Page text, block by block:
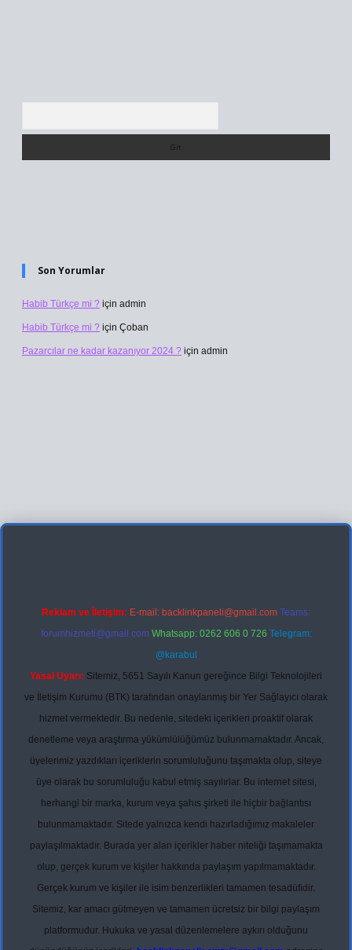
Son Yorumlar
Habib Türkçe mi ? için admin
Habib Türkçe mi ? için Çoban
Pazarcılar ne kadar kazanıyor 2024 ? için admin
giriş
Reklam ve İletişim: E-mail: backlinkpaneli@gmail.com Teams:
forumhizmeti@gmail.com Whatsapp: 0262 606 0 726 Telegram:
@karabul
Yasal Uyarı: Sitemiz, 5651 Sayılı Kanun gereğince Bilgi Teknolojileri
ve İletişim Kurumu (BTK) tarafından onaylanmış bir Yer Sağlayıcı olarak
hizmet vermektedir. Bu nedenle, sitedeki içerikleri proaktif olarak
denetleme veya araştırma yükümlülüğümüz bulunmamaktadır. Ancak,
üyelerimiz yazdıkları içeriklerin sorumluluğunu taşımakta olup, siteye
üye olarak bu sorumluluğu kabul etmiş sayılırlar. Bu internet sitesi,
herhangi bir marka, kurum veya şahıs şirketi ile hiçbir bağlantısı
bulunmamaktadır. Sitede yalnızca kendi hazırladığımız makaleler
paylaşılmaktadır. Burada yer alan içerikler haber niteliği taşımamakta
olup, gerçek kurum ve kişiler hakkında paylaşım yapılmamaktadır.
Gerçek kurum ve kişiler ile isim benzerlikleri tamamen tesadüfidir.
Sitemiz, kar amacı gütmeyen ve tamamen ücretsiz bir bilgi paylaşım
platformudur. Hukuka ve yasal düzenlemelere aykırı olduğunu